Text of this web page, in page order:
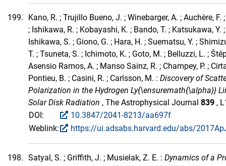
199.
Kano, R. ; Trujillo Bueno, J. ; Winebarger, A. ; Auchère, F.
; Ishikawa, R. ; Kobayashi, K. ; Bando, T. ; Katsukawa, Y.
Ishikawa, S. ; Giono, G. ; Hara, H. ; Suematsu, Y. ;
T. ; Tsuneta, S. ; Ichimoto, K. ; Goto, M. ; Belluzzi, L. ;
Asensio Ramos, A. ; Manso Sainz, R. ; Champey, P. ;
Pontieu, B. ; Casini, R. ; Carlsson, M. : Discovery of
Polarization in the Hydrogen Ly{\ensuremath{\alpha}}
Solar Disk Radiation , The Astrophysical Journal 839 ,
DOI:
10.3847/2041-8213/aa697f
Weblink:
https://ui.adsabs.harvard.edu/abs/
198. Satyal, S. ; Griffith, J. ; Musielak, Z. E. : Dynamics of a